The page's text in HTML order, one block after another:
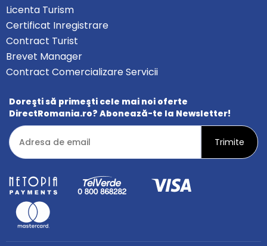
Licenta Turism
Certificat Inregistrare
Contract Turist
Brevet Manager
Contract Comercializare Servicii
Doreşti să primeşti cele mai noi oferte
DirectRomania.ro? Abonează-te la Newsletter!